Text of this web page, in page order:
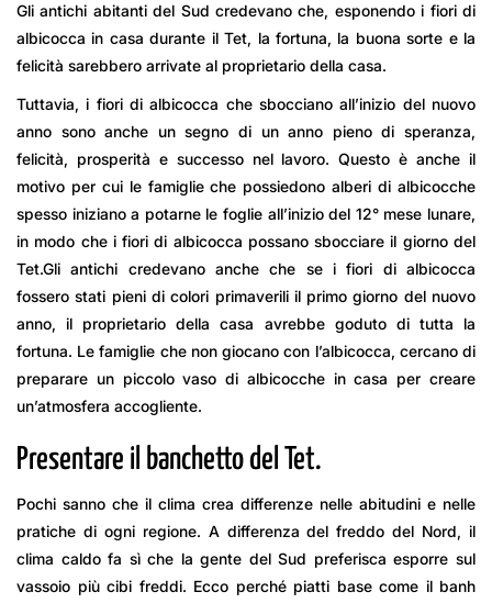
Gli antichi abitanti del Sud credevano che, esponendo i fiori di
albicocca in casa durante il Tet, la fortuna, la buona sorte e la
felicità sarebbero arrivate al proprietario della casa.
Tuttavia, i fiori di albicocca che sbocciano all’inizio del nuovo
anno sono anche un segno di un anno pieno di speranza,
felicità, prosperità e successo nel lavoro. Questo è anche il
motivo per cui le famiglie che possiedono alberi di albicocche
spesso iniziano a potarne le foglie all’inizio del 12° mese lunare,
in modo che i fiori di albicocca possano sbocciare il giorno del
Tet.Gli antichi credevano anche che se i fiori di albicocca
fossero stati pieni di colori primaverili il primo giorno del nuovo
anno, il proprietario della casa avrebbe goduto di tutta la
fortuna. Le famiglie che non giocano con l’albicocca, cercano di
preparare un piccolo vaso di albicocche in casa per creare
un’atmosfera accogliente.
Presentare il banchetto del Tet.
Pochi sanno che il clima crea differenze nelle abitudini e nelle
pratiche di ogni regione. A differenza del freddo del Nord, il
clima caldo fa sì che la gente del Sud preferisca esporre sul
vassoio più cibi freddi. Ecco perché piatti base come il banh